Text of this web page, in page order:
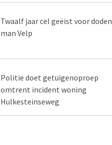
Twaalf jaar cel geëist voor doden
man Velp
Politie doet getuigenoproep
omtrent incident woning
Hulkesteinseweg